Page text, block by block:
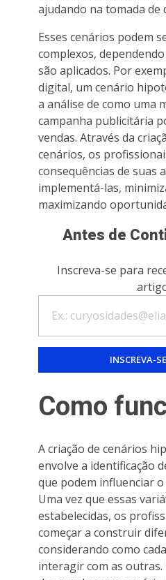
ajudando na tomada de
Esses cenários podem
complexos,
são aplicados. Por
digital, um cenário
a análise de como uma
campanha publicitária
vendas. Através da
cenários, os
consequências de suas
implementá-las,
maximizando
Antes de
Inscreva-se para
Como
A criação de cenários
envolve a identificação
que podem influenciar
Uma vez que essas
estabelecidas, os
começar a construir
considerando como
interagir com as outras.